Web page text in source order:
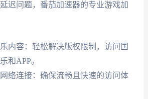
迟问题，番茄加速器的专业游戏加
内容：轻松解决版权限制，访问国
和APP。
络连接：确保流畅且快速的访问体